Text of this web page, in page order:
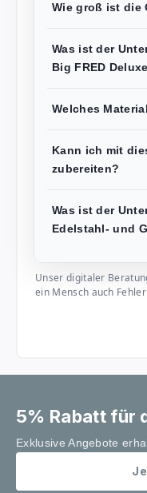
Wie groß ist die
Was ist der
Big FRED
Welches
Kann ich mit
zubereiten?
Was ist der
Edelstahl- und
Unser digitaler
ein Mensch auch
5% Rabatt für
Exklusive Angebote